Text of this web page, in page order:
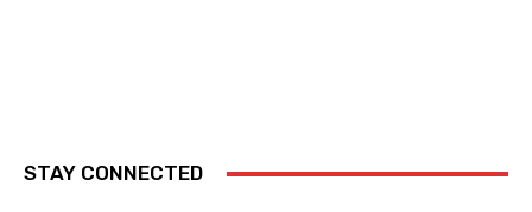
STAY CONNECTED